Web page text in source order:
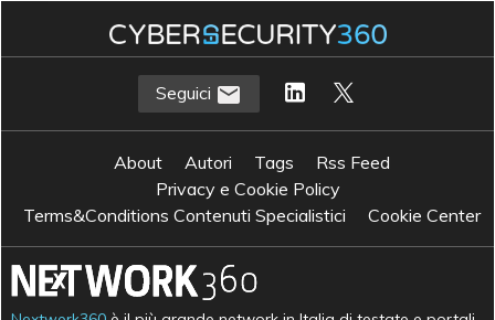
Seguici
About Autori Tags
Rss Feed
Privacy e Cookie Policy
Terms&Conditions Contenuti Specialistici
Cookie Center